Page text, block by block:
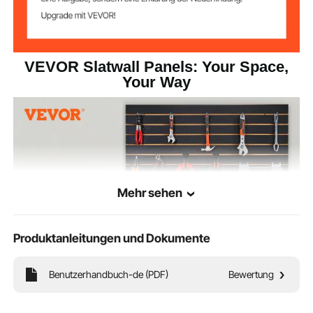
(breites Ende)
31 mm (1,22 Zoll)
74 mm (2,91 Zoll)
Hauptmaterials
18 mm (0,71 Zoll)
16,1 kg (35,49 lbs)
121,9 x 60,96 cm (4 x 2 Fuß)
VEVOR Slatwall Panels: Your Space,
Your Way
Mehr sehen
Produktanleitungen und Dokumente
Benutzerhandbuch-de (PDF) Bewertung